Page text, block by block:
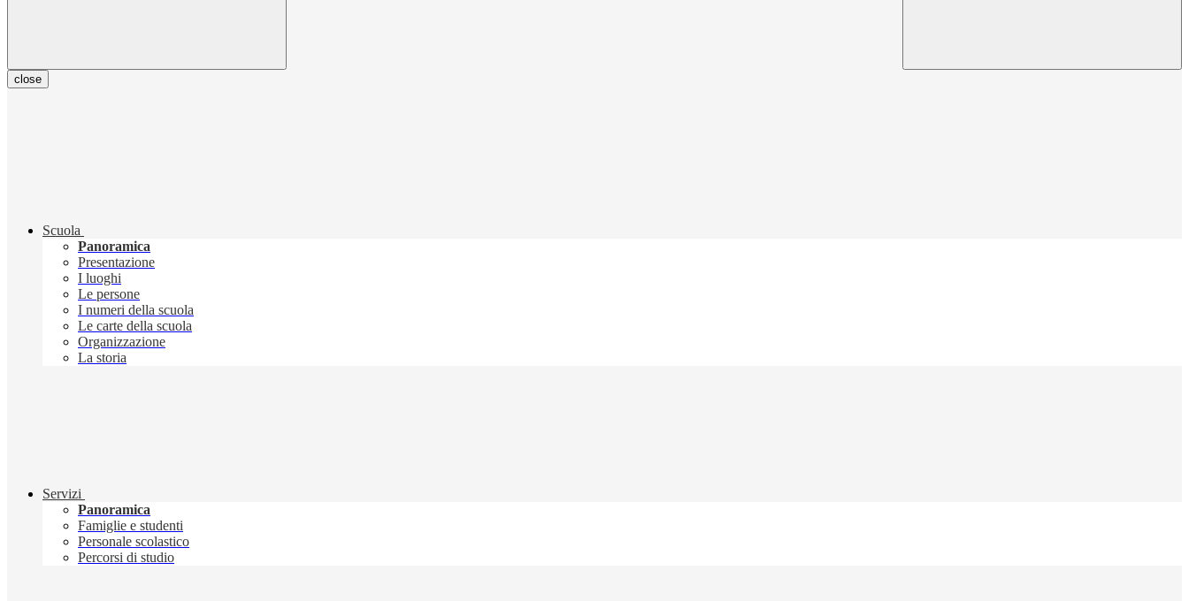
close
Scuola
Panoramica
Presentazione
I luoghi
Le persone
I numeri della scuola
Le carte della scuola
Organizzazione
La storia
Servizi
Panoramica
Famiglie e studenti
Personale scolastico
Percorsi di studio